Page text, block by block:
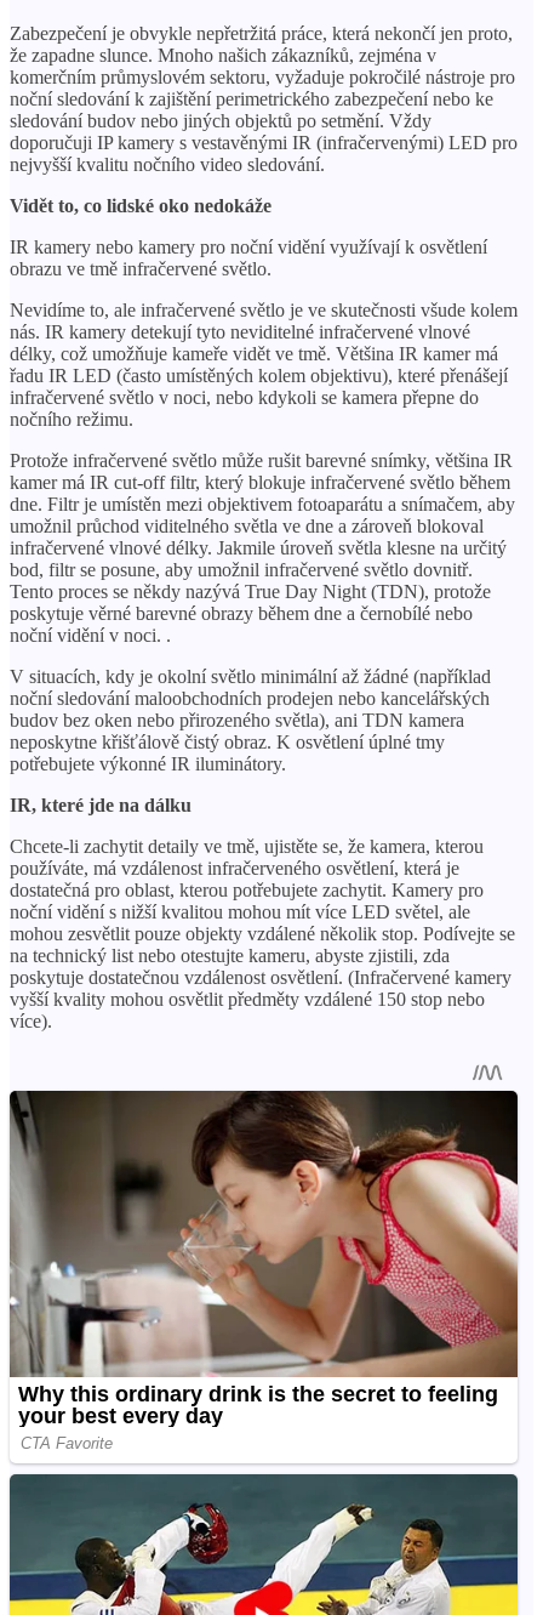
Zabezpečení je obvykle nepřetržitá práce, která nekončí jen proto,
že zapadne slunce. Mnoho našich zákazníků, zejména v
komerčním průmyslovém sektoru, vyžaduje pokročilé nástroje pro
noční sledování k zajištění perimetrického zabezpečení nebo ke
sledování budov nebo jiných objektů po setmění. Vždy
doporučuji IP kamery s vestavěnými IR (infračervenými) LED pro
nejvyšší kvalitu nočního video sledování.
Vidět to, co lidské oko nedokáže
IR kamery nebo kamery pro noční vidění využívají k osvětlení
obrazu ve tmě infračervené světlo.
Nevidíme to, ale infračervené světlo je ve skutečnosti všude kolem
nás. IR kamery detekují tyto neviditelné infračervené vlnové
délky, což umožňuje kameře vidět ve tmě. Většina IR kamer má
řadu IR LED (často umístěných kolem objektivu), které přenášejí
infračervené světlo v noci, nebo kdykoli se kamera přepne do
nočního režimu.
Protože infračervené světlo může rušit barevné snímky, většina IR
kamer má IR cut-off filtr, který blokuje infračervené světlo během
dne. Filtr je umístěn mezi objektivem fotoaparátu a snímačem, aby
umožnil průchod viditelného světla ve dne a zároveň blokoval
infračervené vlnové délky. Jakmile úroveň světla klesne na určitý
bod, filtr se posune, aby umožnil infračervené světlo dovnitř.
Tento proces se někdy nazývá True Day Night (TDN), protože
poskytuje věrné barevné obrazy během dne a černobílé nebo
noční vidění v noci. .
V situacích, kdy je okolní světlo minimální až žádné (například
noční sledování maloobchodních prodejen nebo kancelářských
budov bez oken nebo přirozeného světla), ani TDN kamera
neposkytne křišťálově čistý obraz. K osvětlení úplné tmy
potřebujete výkonné IR iluminátory.
IR, které jde na dálku
Chcete-li zachytit detaily ve tmě, ujistěte se, že kamera, kterou
používáte, má vzdálenost infračerveného osvětlení, která je
dostatečná pro oblast, kterou potřebujete zachytit. Kamery pro
noční vidění s nižší kvalitou mohou mít více LED světel, ale
mohou zesvětlit pouze objekty vzdálené několik stop. Podívejte se
na technický list nebo otestujte kameru, abyste zjistili, zda
poskytuje dostatečnou vzdálenost osvětlení. (Infračervené kamery
vyšší kvality mohou osvětlit předměty vzdálené 150 stop nebo
více).